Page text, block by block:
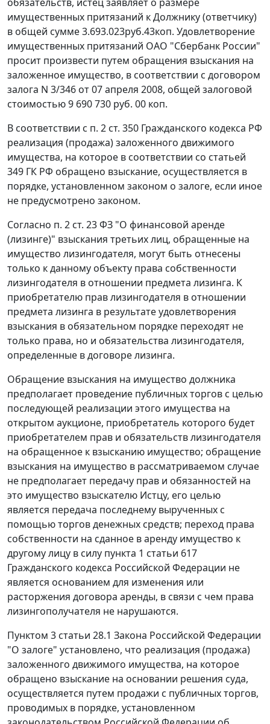
обязательств, истец заявляет о размере
имущественных притязаний к Должнику (ответчику)
в общей сумме 3.693.023руб.43коп. Удовлетворение
имущественных притязаний ОАО "Сбербанк России"
просит произвести путем обращения взыскания на
заложенное имущество, в соответствии с договором
залога N 3/346 от 07 апреля 2008, общей залоговой
стоимостью 9 690 730 руб. 00 коп.
В соответствии с п. 2 ст. 350 Гражданского кодекса РФ
реализация (продажа) заложенного движимого
имущества, на которое в соответствии со статьей
349 ГК РФ обращено взыскание, осуществляется в
порядке, установленном законом о залоге, если иное
не предусмотрено законом.
Согласно п. 2 ст. 23ФЗ "О финансовой аренде
(лизинге)" взыскания третьих лиц, обращенные на
имущество лизингодателя, могут быть отнесены
только к данному объекту права собственности
лизингодателя в отношении предмета лизинга. К
приобретателю прав лизингодателя в отношении
предмета лизинга в результате удовлетворения
взыскания в обязательном порядке переходят не
только права, но и обязательства лизингодателя,
определенные в договоре лизинга.
Обращение взыскания на имущество должника
предполагает проведение публичных торгов с целью
последующей реализации этого имущества на
открытом аукционе, приобретатель которого будет
приобретателем прав и обязательств лизингодателя
на обращенное к взысканию имущество; обращение
взыскания на имущество в рассматриваемом случае
не предполагает передачу прав и обязанностей на
это имущество взыскателю Истцу, его целью
является передача последнему вырученных с
помощью торгов денежных средств; переход права
собственности на сданное в аренду имущество к
другому лицу в силу пункта 1 статьи 617
Гражданского кодекса Российской Федерации не
является основанием для изменения или
расторжения договора аренды, в связи с чем права
лизингополучателя не нарушаются.
Пунктом 3 статьи 28.1 Закона Российской Федерации
"О залоге" установлено, что реализация (продажа)
заложенного движимого имущества, на которое
обращено взыскание на основании решения суда,
осуществляется путем продажи с публичных торгов,
проводимых в порядке, установленном